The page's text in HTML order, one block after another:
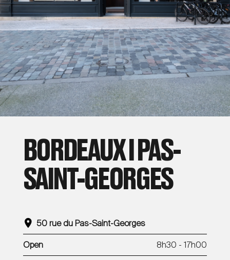
BORDEAUX I PAS-
SAINT-GEORGES
50 rue du Pas-Saint-Georges
Open
8h30 - 17h00